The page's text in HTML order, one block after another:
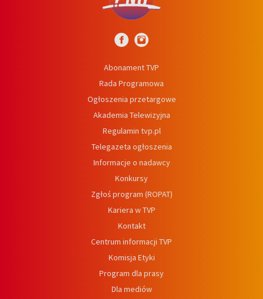
Abonament TVP
Rada Programowa
Ogłoszenia przetargowe
Akademia Telewizyjna
Regulamin tvp.pl
Telegazeta ogłoszenia
Informacje o nadawcy
Konkursy
Zgłoś program (ROPAT)
Kariera w TVP
Kontakt
Centrum informacji TVP
Komisja Etyki
Program dla prasy
Dla mediów